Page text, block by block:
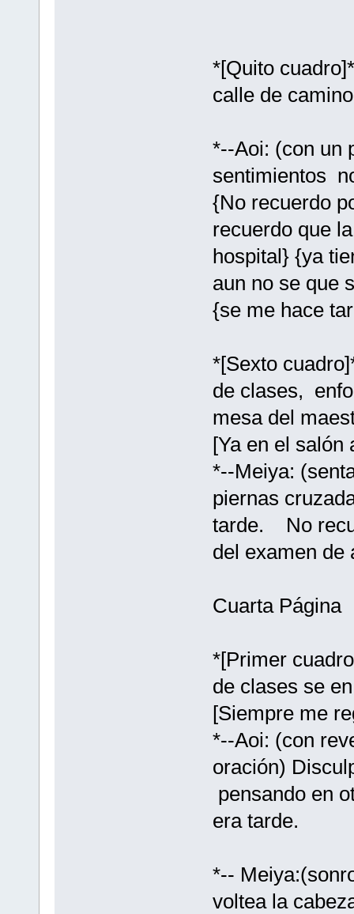
*[Quito
calle de
*--Aoi: (con un
sentimientos
{No recuerdo
recuerdo que
hospital} {ya
aun no se que
{se me hace
*[Sexto
de clases,
mesa del
[Ya en el salón
*--Meiya:
piernas
tarde. No
del examen de
Cuarta Página
*[Primer
de clases se
[Siempre me
*--Aoi: (con
oración)
pensando en
era tarde.
*--
voltea la